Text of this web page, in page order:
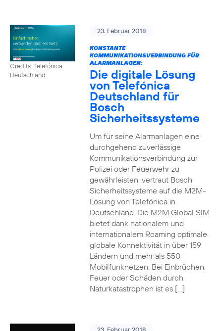
Credits: Telefónica
Deutschland
23. Februar 2018
KONSTANTE
KOMMUNIKATIONSVERBINDUNG FÜR
ALARMANLAGEN:
Die digitale Lösung
von Telefónica
Deutschland für
Bosch
Sicherheitssysteme
Um für seine Alarmanlagen eine
durchgehend zuverlässige
Kommunikationsverbindung zur
Polizei oder Feuerwehr zu
gewährleisten, vertraut Bosch
Sicherheitssysteme auf die M2M-
Lösung von Telefónica in
Deutschland. Die M2M Global SIM
bietet dank nationalem und
internationalem Roaming optimale
globale Konnektivität in über 159
Ländern und mehr als 550
Mobilfunknetzen. Bei Einbrüchen,
Feuer oder Schäden durch
Naturkatastrophen ist es […]